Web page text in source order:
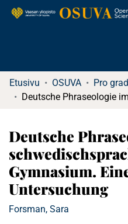
Etusivu OSUVA
Deutsche
Gymnasium.
Untersuchung
Forsman, Sara